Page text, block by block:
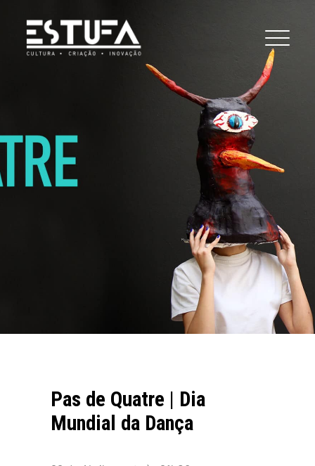
Pas de Quatre | Dia
Mundial da Dança